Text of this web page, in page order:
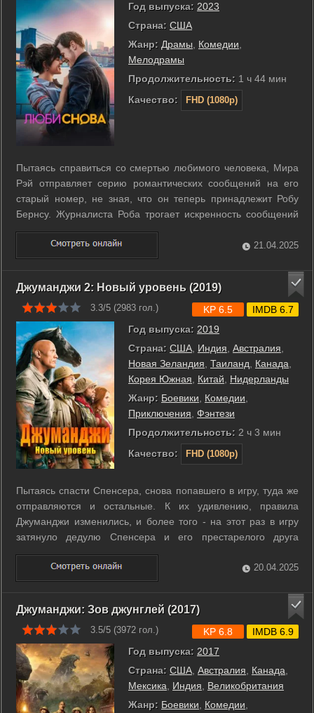
Год выпуска: 2023
Страна: США
Жанр: Драмы Комедии
Мелодрамы
Продолжительность: 1 ч 44 мин
Качество:
FHD (1080p)
Пытаясь справиться со смертью любимого человека, Мира
Рэй отправляет серию романтических сообщений на его
старый номер, не зная, что он теперь принадлежит Робу
Бернсу. Журналиста Роба трогает искренность сообщений
незнакомой девушки. Когда ему поручают написать статью о
суперзвезде Селин Дион, он заручается поддержкой
певицы, чтобы придумать, как ...
21.04.2025
Джуманджи 2: Новый уровень (2019)
3.3/5 (2983 гол.)
Год выпуска: 2019
Страна: США Индия Австралия
Новая Зеландия Таиланд Канада
Корея Южная
Китай
Нидерланды
Жанр: Боевики Комедии
Приключения Фэнтези
Продолжительность: 2 ч 3 мин
Качество:
FHD (1080p)
KP 6.5 IMDB 6.7
Пытаясь спасти Спенсера, снова попавшего в игру, туда же
отправляются и остальные. К их удивлению, правила
Джуманджи изменились, и более того - на этот раз в игру
затянуло дедулю Спенсера и его престарелого друга
Майло. Чтобы выполнить задания и вернуться домой,
друзьям предстоит отправиться в путешествие по ранее
неизведанным и таинственным ...
20.04.2025
Джуманджи: Зов джунглей (2017)
3.5/5 (3972 гол.)
Год выпуска: 2017
Страна: США Австралия Канада
Мексика
Индия
Великобритания
Жанр: Боевики Комедии
KP 6.8 IMDB 6.9